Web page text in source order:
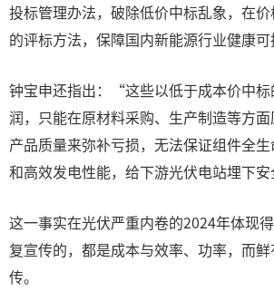
投标管理办法，破除低价中标乱象，在
的评标方法，保障国内新能源行业健康
钟宝申还指出：“这些以低于成本价中
润，只能在原材料采购、生产制造等方
产品质量来弥补亏损，无法保证组件全
和高效发电性能，给下游光伏电站埋下安
这一事实在光伏严重内卷的2024年体现
复宣传的，都是成本与效率、功率，而
传。